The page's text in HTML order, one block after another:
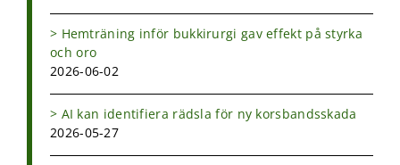
Hemträning inför bukkirurgi gav effekt på styrka
och oro
2026-06-02
AI kan identifiera rädsla för ny korsbandsskada
2026-05-27